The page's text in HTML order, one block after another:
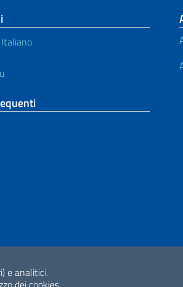
e analitici.
2026 Copyright